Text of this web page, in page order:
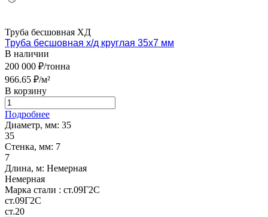
Труба бесшовная ХД
Труба бесшовная х/д круглая 35х7 мм
В наличии
200 000 ₽/тонна
966.65 ₽/м²
В корзину
Подробнее
Диаметр, мм: 35
35
Стенка, мм: 7
7
Длина, м: Немерная
Немерная
Марка стали : ст.09Г2С
ст.09Г2С
ст.20